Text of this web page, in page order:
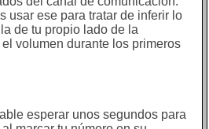
usar ese para tratar de inferir lo
de tu propio lado de la
volumen durante los primeros
esperar unos segundos para